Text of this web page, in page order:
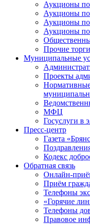
Аукционы
Аукционы по
Аукционы по
Аукционы
Прочие
Муниципальные
Проекты
Нормативные
МФЦ
Госуслуги в
Пресс-центр
Газета
Кодекс
Обратная связь
Онлайн-
Приём
Телефоны
«Горячие
Телефоны
Правовое